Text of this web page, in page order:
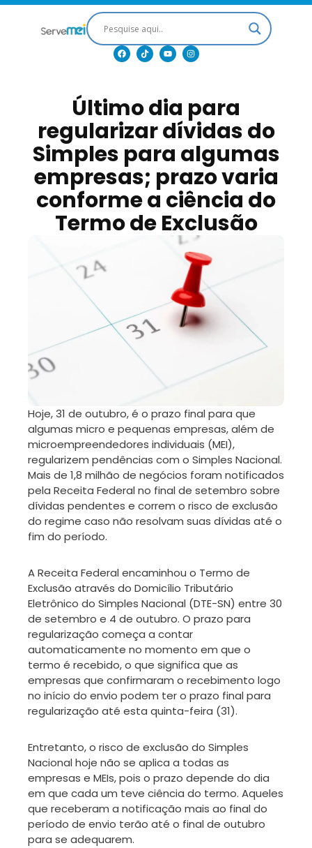
Último dia para
regularizar dívidas do
Simples para algumas
empresas; prazo varia
conforme a ciência do
Termo de Exclusão
Hoje, 31 de outubro, é o prazo final para que
algumas micro e pequenas empresas, além de
microempreendedores individuais (MEI),
regularizem pendências com o Simples Nacional.
Mais de 1,8 milhão de negócios foram notificados
pela Receita Federal no final de setembro sobre
dívidas pendentes e correm o risco de exclusão
do regime caso não resolvam suas dívidas até o
fim do período.
A Receita Federal encaminhou o Termo de
Exclusão através do Domicílio Tributário
Eletrônico do Simples Nacional (DTE-SN) entre 30
de setembro e 4 de outubro. O prazo para
regularização começa a contar
automaticamente no momento em que o
termo é recebido, o que significa que as
empresas que confirmaram o recebimento logo
no início do envio podem ter o prazo final para
regularização até esta quinta-feira (31).
Entretanto, o risco de exclusão do Simples
Nacional hoje não se aplica a todas as
empresas e MEIs, pois o prazo depende do dia
em que cada um teve ciência do termo. Aqueles
que receberam a notificação mais ao final do
período de envio terão até o final de outubro
para se adequarem.